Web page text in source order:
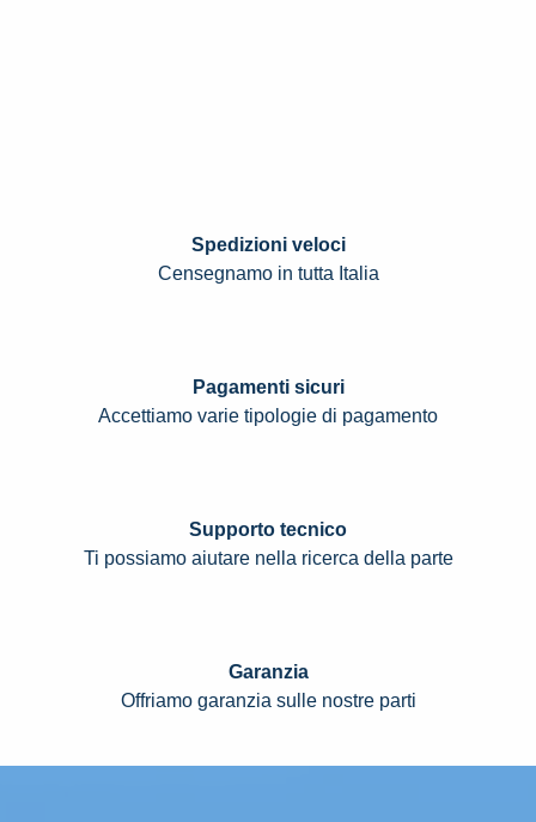
Spedizioni veloci
Censegnamo in tutta Italia
Pagamenti sicuri
Accettiamo varie tipologie di pagamento
Supporto tecnico
Ti possiamo aiutare nella ricerca della parte
Garanzia
Offriamo garanzia sulle nostre parti